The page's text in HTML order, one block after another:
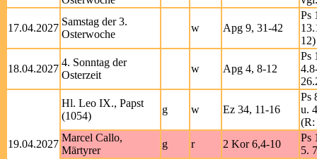
17.04.2027
Samstag der 3.
Osterwoche
w Apg 9, 31-42
Ps
12)
18.04.2027
4. Sonntag der
Osterzeit
w Apg 4, 8-12
Ps
19.04.2027
Hl. Leo IX., Papst
(1054)
g w Ez 34, 11-16
Ps
u.
(R:
Marcel Callo,
Märtyrer
g r 2 Kor 6,4-10
Ps
5.